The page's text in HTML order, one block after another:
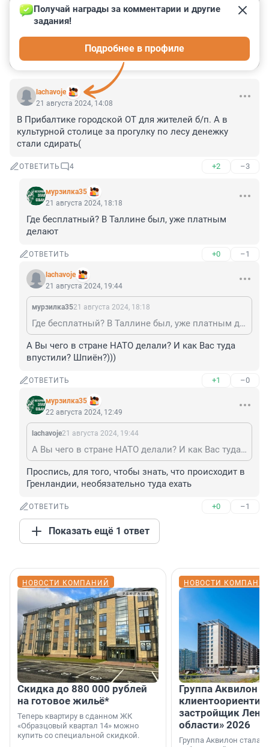
lachavoje
Получай награды за комментарии и другие
задания!
Подробнее в профиле
21 августа 2024, 14:08
В Прибалтике городской ОТ для жителей б/п. А в
культурной столице за прогулку по лесу денежку
стали сдирать(
ОТВЕТИТЬ 4 +2 –3
мурзилка35
21 августа 2024, 18:18
Где бесплатный? В Таллине был, уже платным
делают
ОТВЕТИТЬ +0 –1
lachavoje
21 августа 2024, 19:44
мурзилка3521 августа 2024, 18:18
Где бесплатный? В Таллине был, уже платным делают
А Вы чего в стране НАТО делали? И как Вас туда
впустили? Шпиён?)))
ОТВЕТИТЬ +1 –0
мурзилка35
22 августа 2024, 12:49
lachavoje21 августа 2024, 19:44
А Вы чего в стране НАТО делали? И как Вас туда впустили? Шпиён?)))
Проспись, для того, чтобы знать, что происходит в
Гренландии, необязательно туда ехать
ОТВЕТИТЬ +0 –1
Показать ещё 1 ответ
НОВОСТИ КОМПАНИЙ
Скидка до 880 000 рублей
на готовое жильё*
Теперь квартиру в сданном ЖК
«Образцовый квартал 14» можно
купить со специальной скидкой.
НОВОСТИ
Группа Аквилон
застройщик
области» 2026
Группа Аквилон стала